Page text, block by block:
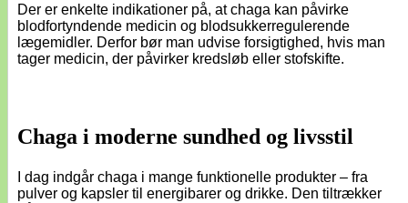
Der er enkelte indikationer på, at chaga kan påvirke
blodfortyndende medicin og blodsukkerregulerende
lægemidler. Derfor bør man udvise forsigtighed, hvis man
tager medicin, der påvirker kredsløb eller stofskifte.
Chaga i moderne sundhed og livsstil
I dag indgår chaga i mange funktionelle produkter – fra
pulver og kapsler til energibarer og drikke. Den tiltrækker